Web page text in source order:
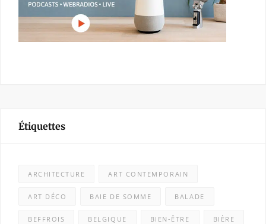
Étiquettes
ARCHITECTURE ART CONTEMPORAIN
ART DÉCO BAIE DE SOMME BALADE
BEFFROIS BELGIQUE BIEN-ÊTRE BIÈRE